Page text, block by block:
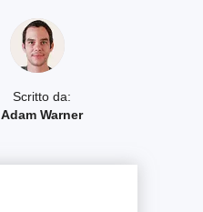
Scritto da:
Adam Warner